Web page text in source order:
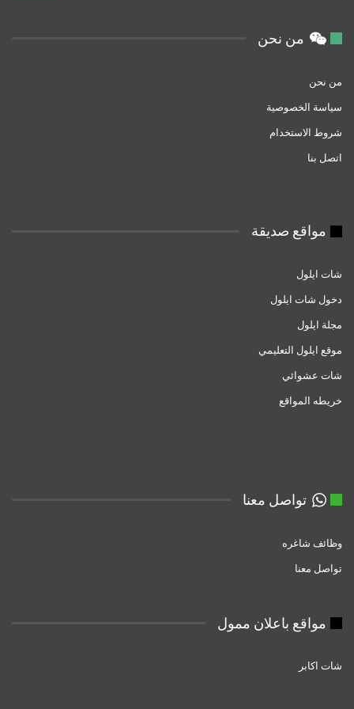
من نحن
من نحن
سياسة الخصوصية
شروط الاستخدام
اتصل بنا
مواقع صديقة
شات ايلول
دخول شات ايلول
مجلة ايلول
موقع ايلول التعليمي
شات عشوائي
خريطه المواقع
تواصل معنا
وظائف شاغره
تواصل معنا
مواقع باعلان ممول
شات اكابر